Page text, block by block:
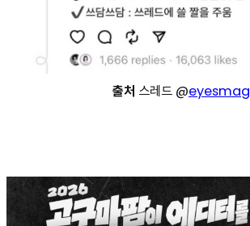
출처 스레드 @eyesmag